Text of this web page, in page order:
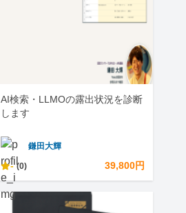
AI検索・LLMOの露出状況を診断
します
鎌田大輝
- (0) 39,800円